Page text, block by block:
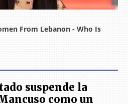
suspende la
como un